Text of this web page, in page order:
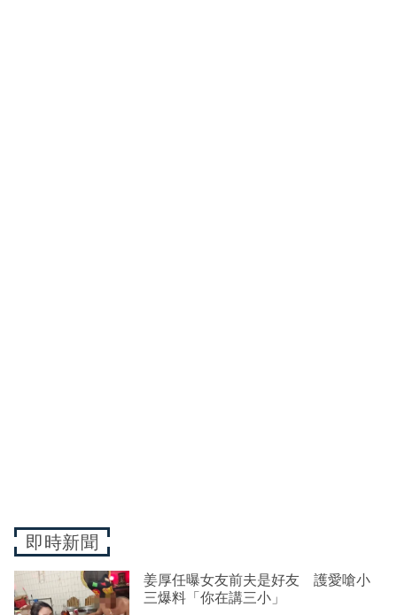
即時新聞
姜厚任曝女友前夫是好友 護愛嗆小
三爆料「你在講三小」